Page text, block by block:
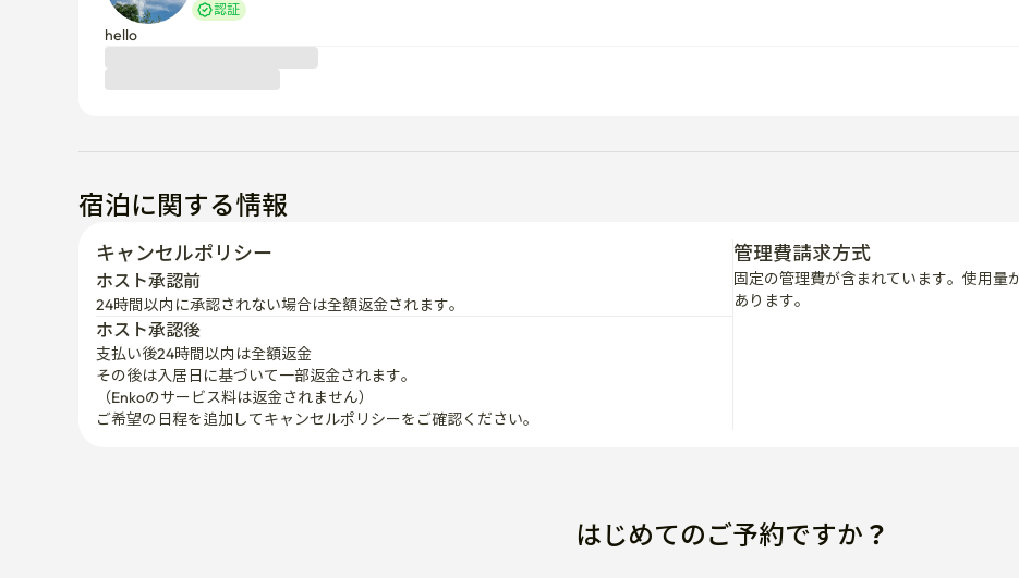
認証
hello
宿泊に関する情報
キャンセルポリシー
ホスト承認前
24時間以内に承認されない場合は全額返金されます。
ホスト承認後
支払い後24時間以内は全額返金
その後は入居日に基づいて一部返金されます。
（Enkoのサービス料は返金されません）
ご希望の日程を追加してキャンセルポリシーをご確認ください。
管理費請求方式
固定の管理費が含まれています。使用量
あります。
はじめてのご予約ですか？